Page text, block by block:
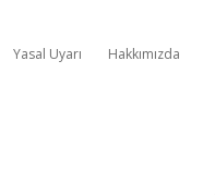
Yasal Uyarı Hakkımızda